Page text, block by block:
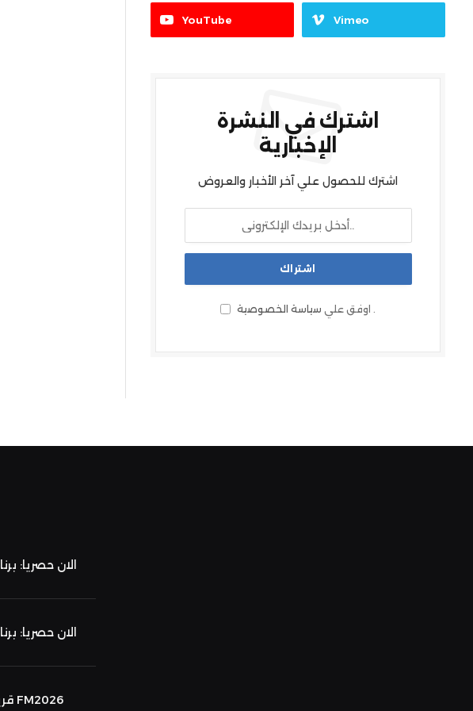
YouTube Vimeo
اشترك في النشرة
الإخبارية
اشترك للحصول علي آخر الأخبار والعروض
اوفق علي سياسة الخصوصية .
قريبا برنامج اللغه العربيه فتبول مانيجر FM2026